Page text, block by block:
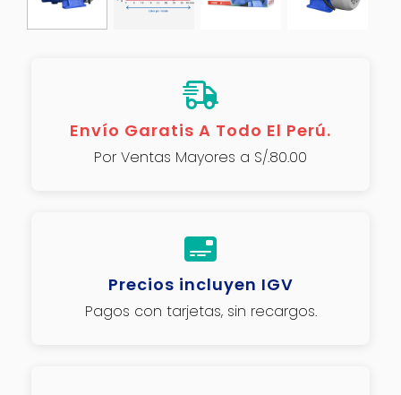
Envío Garatis A Todo El Perú.
Por Ventas Mayores a S/.80.00
Precios incluyen IGV
Pagos con tarjetas, sin recargos.